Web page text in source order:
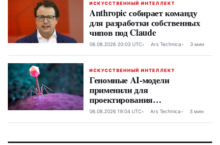
ИСКУССТВЕННЫЙ ИНТЕЛЛЕКТ
Anthropic собирает команду
для разработки собственных
чипов под Claude
06.08.2026 20:03 UTC Ars Technica 3 мин
ИСКУССТВЕННЫЙ ИНТЕЛЛЕКТ
Геномные AI-модели
применили для
проектирования
бактериальных вирусов
06.08.2026 19:04 UTC Ars Technica 3 мин